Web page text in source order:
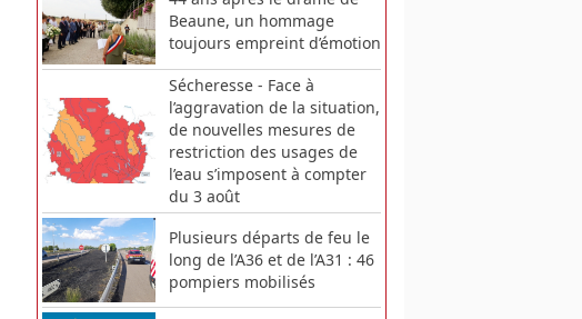
Beaune, un hommage
toujours empreint d’émotion
Sécheresse - Face à
l’aggravation de la situation,
de nouvelles mesures de
restriction des usages de
l’eau s’imposent à compter
du 3 août
Plusieurs départs de feu le
long de l’A36 et de l’A31 : 46
pompiers mobilisés